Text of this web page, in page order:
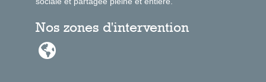
Nos zones d'intervention
